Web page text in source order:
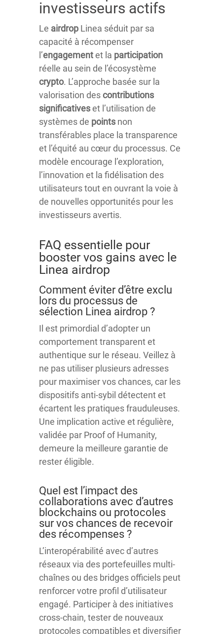
investisseurs actifs
Le airdrop Linea séduit par sa
capacité à récompenser
l’engagementet la participation
réelle au sein de l’écosystème
crypto. L’approche basée sur la
valorisation descontributions
significativeset l’utilisation de
systèmes de points non
transférables place la transparence
et l’équité au cœur du processus. Ce
modèle encourage l’exploration,
l’innovation et la fidélisation des
utilisateurs tout en ouvrant la voie à
de nouvelles opportunités pour les
investisseurs avertis.
FAQ essentielle pour
booster vos gains avec le
Linea airdrop
Comment éviter d’être exclu
lors du processus de
sélection Linea airdrop ?
Il est primordial d’adopter un
comportement transparent et
authentique sur le réseau. Veillez à
ne pas utiliser plusieurs adresses
pour maximiser vos chances, car les
dispositifs anti-sybil détectent et
écartent les pratiques frauduleuses.
Une implication active et régulière,
validée par Proof of Humanity,
demeure la meilleure garantie de
rester éligible.
Quel est l’impact des
collaborations avec d’autres
blockchains ou protocoles
sur vos chances de recevoir
des récompenses ?
L’interopérabilité avec d’autres
réseaux via des portefeuilles multi-
chaînes ou des bridges officiels peut
renforcer votre profil d’utilisateur
engagé. Participer à des initiatives
cross-chain, tester de nouveaux
protocoles compatibles et diversifier